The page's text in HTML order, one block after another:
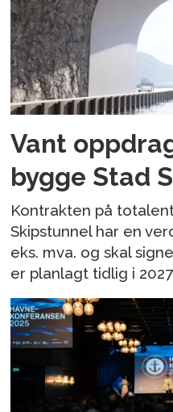
Vant
bygge Stad
Kontrakten på
Skipstunnel har en
eks. mva. og skal
er planlagt tidlig i